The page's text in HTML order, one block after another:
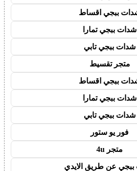
ببجي اقساط
شدات ببجي تمارا
شدات ببجي تابي
متجر تقسيط
ببجي اقساط
شدات ببجي تمارا
شدات ببجي تابي
فور يو ستور
متجر 4u
عن طريق الايدي